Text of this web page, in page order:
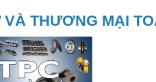
THƯƠNG MẠI